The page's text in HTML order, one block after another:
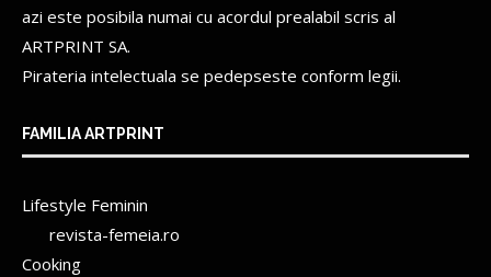
azi este posibila numai cu acordul prealabil scris al
ARTPRINT SA.
Pirateria intelectuala se pedepseste conform legii.
FAMILIA ARTPRINT
Lifestyle Feminin
revista-femeia.ro
Cooking